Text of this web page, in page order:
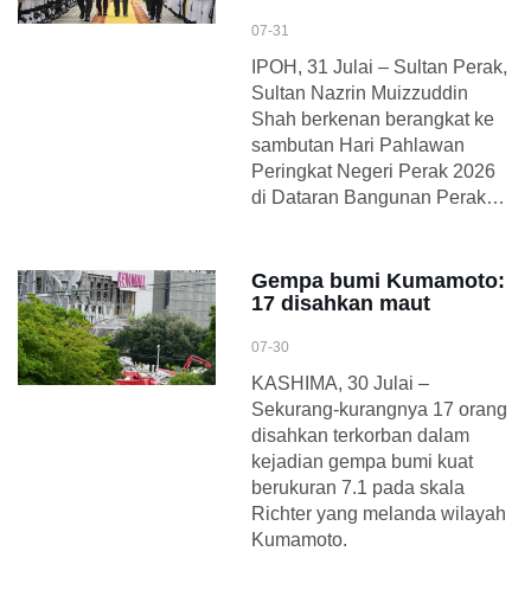
07-31
IPOH, 31 Julai – Sultan Perak,
Sultan Nazrin Muizzuddin
Shah berkenan berangkat ke
sambutan Hari Pahlawan
Peringkat Negeri Perak 2026
di Dataran Bangunan Perak…
Gempa bumi Kumamoto:
17 disahkan maut
07-30
KASHIMA, 30 Julai –
Sekurang-kurangnya 17 orang
disahkan terkorban dalam
kejadian gempa bumi kuat
berukuran 7.1 pada skala
Richter yang melanda wilayah
Kumamoto.